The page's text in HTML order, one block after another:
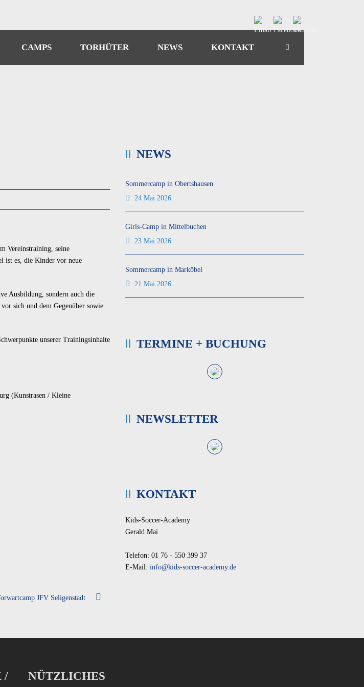
CAMPS TORHÜTER NEWS KONTAKT
Vereinstraining, seine
ist es, die Kinder vor neue
Ausbildung, sondern auch die
sich und dem Gegenüber sowie
unserer Trainingsinhalte
(Kunstrasen / Kleine
JFV Seligenstadt
NEWS
Sommercamp in Obertshausen
24 Mai 2026
Girls-Camp in Mittelbuchen
23 Mai 2026
Sommercamp in Marköbel
21 Mai 2026
TERMINE + BUCHUNG
NEWSLETTER
KONTAKT
Kids-Soccer-Academy
Gerald Mai
Telefon: 01 76 - 550 399 37
E-Mail: info@kids-soccer-academy.de
/
NÜTZLICHES